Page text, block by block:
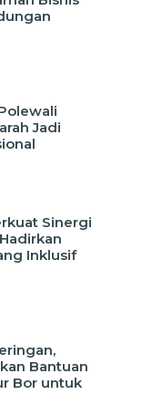
Jadi
Sinergi
Inklusif
Bantuan
Bor untuk